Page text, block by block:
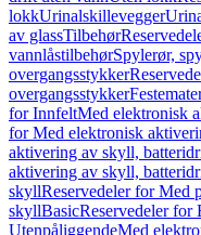
lokkUrinalskillevegger
av glassTilbehør
vannlåstilbehørSpylerør,
overgangsstykker
overgangsstykker
for InnfeltMed elektronisk
for Med elektronisk
aktivering av skyll,
aktivering av skyll,
skyllReservedeler for Med
skyllBasicReservedeler for
UtenpåliggendeMed